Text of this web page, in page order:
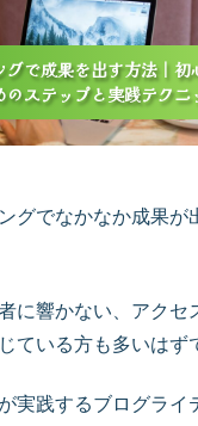
グで成果を出す方法｜初
のステップと実践テクニ
グで成果を出す方法｜初
のステップと実践テクニ
グで成果を出す方法｜初
のステップと実践テクニ
グでなかなか成果が
に響かない、アクセ
ている方も多いはず
実践するブログライ